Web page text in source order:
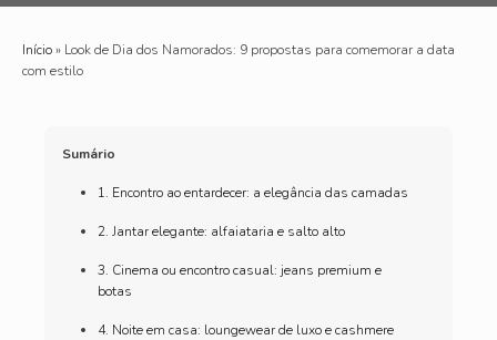
Início» Look de Dia dos Namorados: 9 propostas para comemorar a data
com estilo
Sumário
1. Encontro ao entardecer: a elegância das camadas
2. Jantar elegante: alfaiataria e salto alto
3. Cinema ou encontro casual: jeans premium e
botas
4. Noite em casa: loungewear de luxo e cashmere